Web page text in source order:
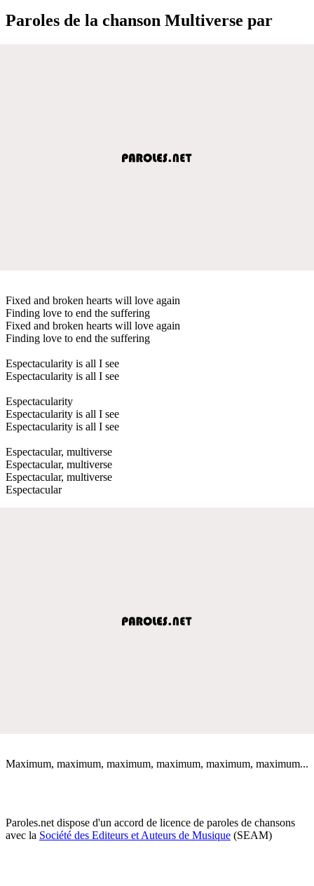
Paroles de la chanson Multiverse par
Fixed and broken hearts will love again
Finding love to end the suffering
Fixed and broken hearts will love again
Finding love to end the suffering
Espectacularity is all I see
Espectacularity is all I see
Espectacularity
Espectacularity is all I see
Espectacularity is all I see
Espectacular, multiverse
Espectacular, multiverse
Espectacular, multiverse
Espectacular
Maximum, maximum, maximum, maximum, maximum, maximum...
Paroles.net dispose d'un accord de licence de paroles de chansons
avec la Société des Editeurs et Auteurs de Musique (SEAM)